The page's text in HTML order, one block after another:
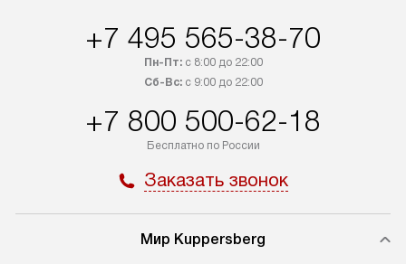
+7 495 565-38-70
Пн-Пт:с 8:00 до 22:00
Сб-Вс:с 9:00 до 22:00
+7 800 500-62-18
Бесплатно по России
Заказать звонок
Мир Kuppersberg